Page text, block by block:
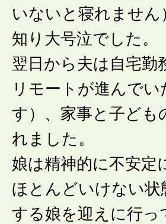
いないと寝れませ
知り大号泣でした。
翌日から夫は自宅勤
リモートが進んで
す）、家事と子ども
れました。
娘は精神的に不安定
ほとんどいけない
する娘を迎えに行